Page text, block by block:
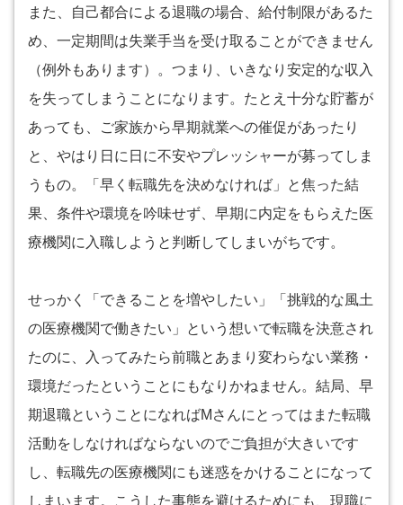
また、自己都合による退職の場合、給付制限があるた
め、一定期間は失業手当を受け取ることができません
（例外もあります）。つまり、いきなり安定的な収入
を失ってしまうことになります。たとえ十分な貯蓄が
あっても、ご家族から早期就業への催促があったり
と、やはり日に日に不安やプレッシャーが募ってしま
うもの。「早く転職先を決めなければ」と焦った結
果、条件や環境を吟味せず、早期に内定をもらえた医
療機関に入職しようと判断してしまいがちです。
せっかく「できることを増やしたい」「挑戦的な風土
の医療機関で働きたい」という想いで転職を決意され
たのに、入ってみたら前職とあまり変わらない業務・
環境だったということにもなりかねません。結局、早
期退職ということになればMさんにとってはまた転職
活動をしなければならないのでご負担が大きいです
し、転職先の医療機関にも迷惑をかけることになって
しまいます。こうした事態を避けるためにも、現職に